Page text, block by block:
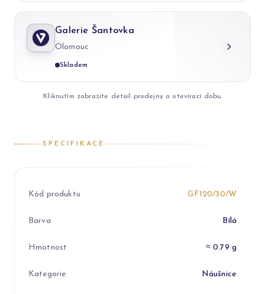
Galerie Šantovka
Olomouc
Skladem
Kliknutím zobrazíte detail prodejny a otevírací dobu
SPECIFIKACE
Kód produktu GF120/30/W
Barva Bílá
Hmotnost ≈ 0.79 g
Kategorie Náušnice